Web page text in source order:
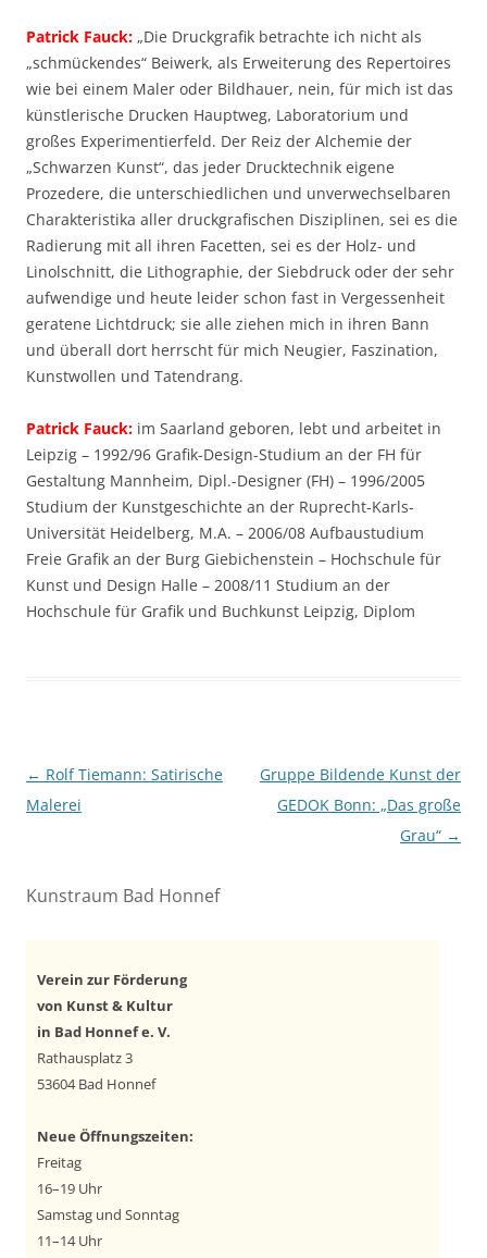
Patrick Fauck: „Die Druckgrafik betrachte ich nicht als
„schmückendes“ Beiwerk, als Erweiterung des Repertoires
wie bei einem Maler oder Bildhauer, nein, für mich ist das
künstlerische Drucken Hauptweg, Laboratorium und
großes Experimentierfeld. Der Reiz der Alchemie der
„Schwarzen Kunst“, das jeder Drucktechnik eigene
Prozedere, die unterschiedlichen und unverwechselbaren
Charakteristika aller druckgrafischen Disziplinen, sei es die
Radierung mit all ihren Facetten, sei es der Holz- und
Linolschnitt, die Lithographie, der Siebdruck oder der sehr
aufwendige und heute leider schon fast in Vergessenheit
geratene Lichtdruck; sie alle ziehen mich in ihren Bann
und überall dort herrscht für mich Neugier, Faszination,
Kunstwollen und Tatendrang.
Patrick Fauck: im Saarland geboren, lebt und arbeitet in
Leipzig – 1992/96 Grafik-Design-Studium an der FH für
Gestaltung Mannheim, Dipl.-Designer (FH) – 1996/2005
Studium der Kunstgeschichte an der Ruprecht-Karls-
Universität Heidelberg, M.A. – 2006/08 Aufbaustudium
Freie Grafik an der Burg Giebichenstein – Hochschule für
Kunst und Design Halle – 2008/11 Studium an der
Hochschule für Grafik und Buchkunst Leipzig, Diplom
Beitragsnavigation
← Rolf Tiemann: Satirische
Malerei
Gruppe Bildende Kunst der
GEDOK Bonn: „Das große
Grau“ →
Kunstraum Bad Honnef
Verein zur Förderung
von Kunst & Kultur
in Bad Honnef e. V.
Rathausplatz 3
53604 Bad Honnef
Neue Öffnungszeiten:
Freitag
16–19 Uhr
Samstag und Sonntag
11–14 Uhr